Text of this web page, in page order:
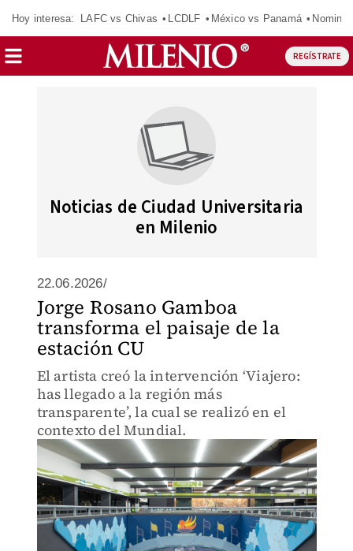
Hoy interesa: LAFC vs Chivas LCDLF México vs Panamá
REGÍSTRATE
Noticias de Ciudad Universitaria
en Milenio
22.06.2026/
Jorge Rosano Gamboa
transforma el paisaje de la
estación CU
El artista creó la intervención ‘Viajero:
has llegado a la región más
transparente’, la cual se realizó en el
contexto del Mundial.